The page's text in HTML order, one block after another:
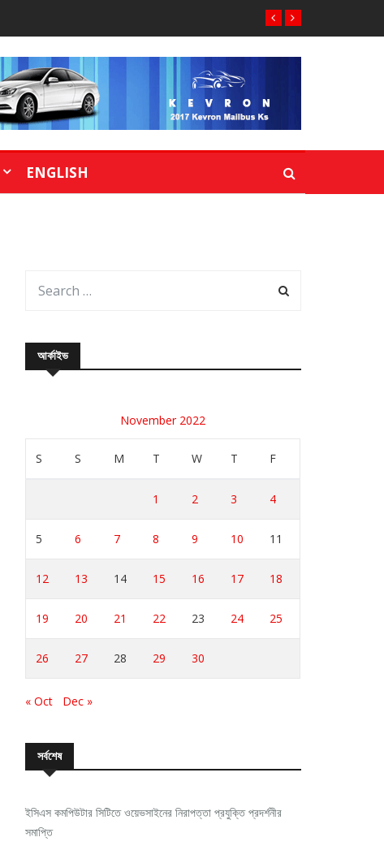
ENGLISH
আর্কাইভ
November 2022
S S M T W T F
1 2 3 4
5 6 7 8 9 10 11
12 13 14 15 16 17 18
19 20 21 22 23 24 25
26 27 28 29 30
« Oct Dec »
সর্বশেষ
ইসিএস কমপিউটার সিটিতে ওয়েভসাইনের নিরাপত্তা প্রযুক্তি প্রদর্শনীর
সমাপ্তি